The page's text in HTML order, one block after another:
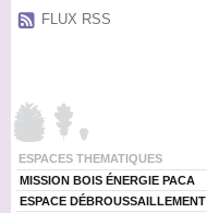
FLUX RSS
ESPACES THEMATIQUES
MISSION BOIS ÉNERGIE PACA
ESPACE DÉBROUSSAILLEMENT